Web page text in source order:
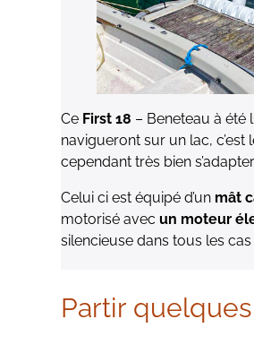
Ce First 18 – Beneteau à été
navigueront sur un lac,
cependant très bien
Celui ci est équipé d’un mât
motorisé avec un moteur
silencieuse dans tous les cas
Partir